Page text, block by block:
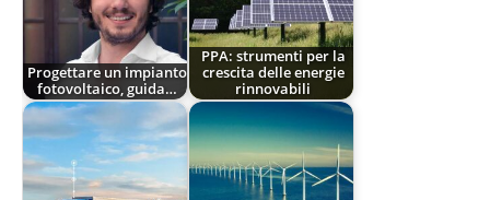
Progettare un impianto
fotovoltaico, guida…
PPA: strumenti per la
crescita delle energie
rinnovabili